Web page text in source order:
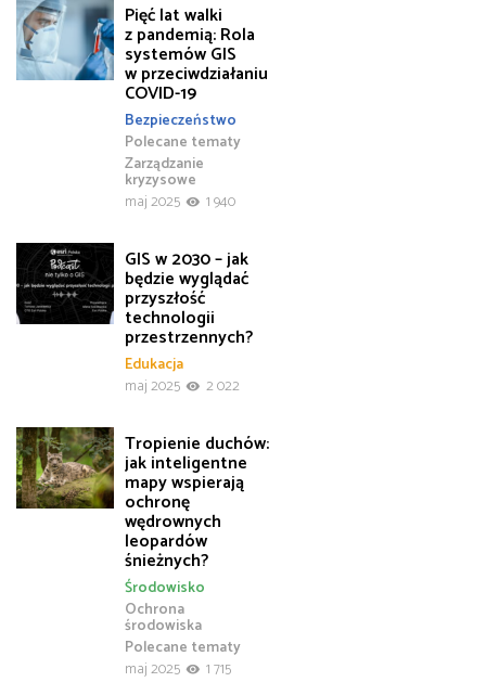
Pięć lat walki
z pandemią: Rola
systemów GIS
w przeciwdziałaniu
COVID-19
Bezpieczeństwo
Polecane tematy
Zarządzanie
kryzysowe
maj 2025
1 940
GIS w 2030 – jak
będzie wyglądać
przyszłość
technologii
przestrzennych?
Edukacja
maj 2025
2 022
Tropienie duchów:
jak inteligentne
mapy wspierają
ochronę
wędrownych
leopardów
śnieżnych?
Ochrona
środowiska
Polecane tematy
Środowisko
maj 2025 1 715